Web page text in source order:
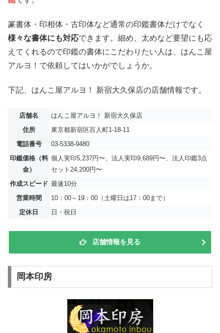
篆書体・印相体・古印体など通常の印鑑書体だけでなく
様々な書体にも対応できます。細め、太めなど要望にも応
えてくれるので印鑑の書体にこだわりたい人は、はんこ屋
アルヨ！で依頼してはいかがでしょうか。
下記、はんこ屋アルヨ！ 新宿大久保店の店舗情報です。
店舗名
はんこ屋アルヨ！ 新宿大久保店
住所
東京都新宿区百人町1-18-11
電話番号
03-5338-9480
印鑑価格（料
金）
個人実印5,237円〜、法人実印9,689円〜、法人印鑑3点
セット24,200円〜
作成スピード 最速10分
営業時間
10：00～19：00（土曜日は17：00まで）
定休日
日・祝日
店舗情報を見る
岡本印房